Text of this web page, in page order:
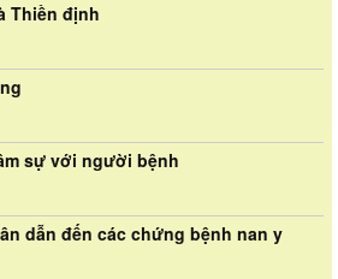
Thiền định
sự với người bệnh
dẫn đến các chứng bệnh nan y